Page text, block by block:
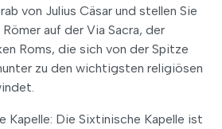
von Julius Cäsar und stellen Sie
auf der Via Sacra, der
Roms, die sich von der Spitze
zu den wichtigsten religiösen
Kapelle: Die Sixtinische Kapelle ist